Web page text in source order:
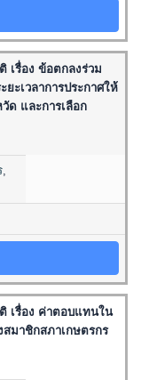
เรื่อง ข้อตกลงร่วม
ะเวลาการประกาศให้
ด และการเลือก
,
เรื่อง ค่าตอบแทนใน
สมาชิกสภาเกษตรกร